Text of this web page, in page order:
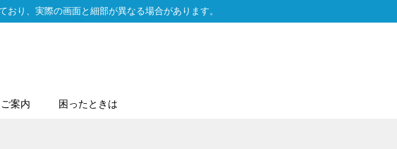
り、実際の画面と細部が異なる場合があります。
ご案内 困ったときは